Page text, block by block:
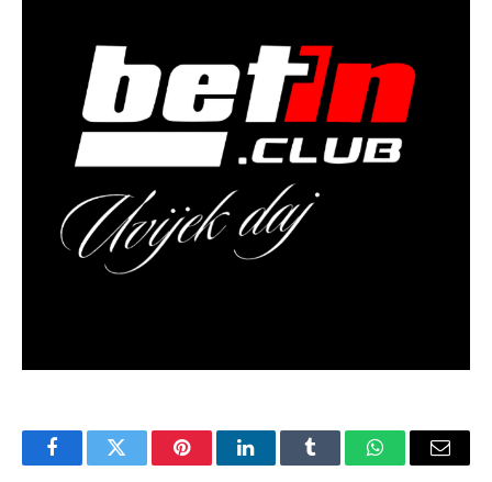
FacebookTwitter PinterestLinkedInTumblr WhatsAppEmail